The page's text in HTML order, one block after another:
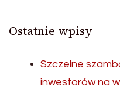
Ostatnie wpisy
Szczelne
inwestorów na